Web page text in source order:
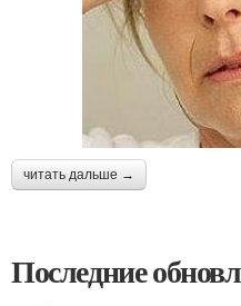
читать дальше →
Последние